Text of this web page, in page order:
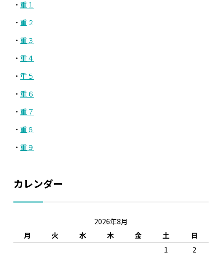
重１
重２
重３
重４
重５
重６
重７
重８
重９
カレンダー
2026年8月
月
火 水 木 金 土
日
1
2